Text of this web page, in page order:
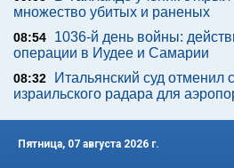
множество убитых и раненых
08:54
1036-й день войны:
операции в Иудее и Самарии
08:32
Итальянский суд отменил
израильского радара для
Пятница, 07 августа 2026 г.